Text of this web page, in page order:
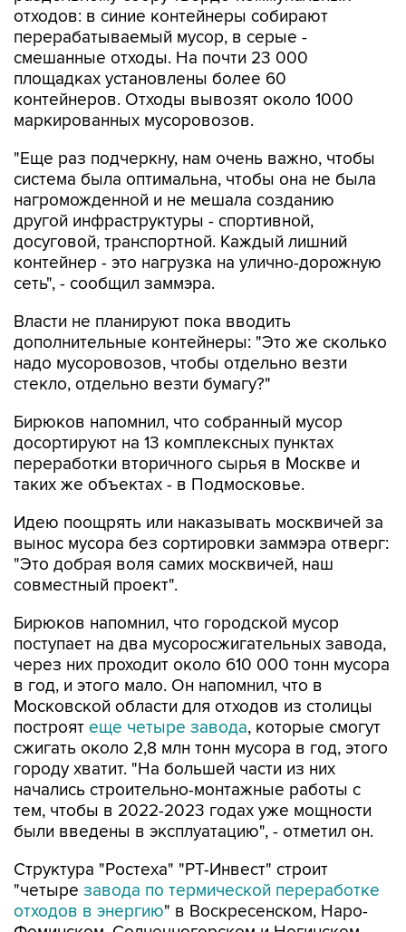
отходов: в синие контейнеры собирают
перерабатываемый мусор, в серые -
смешанные отходы. На почти 23 000
площадках установлены более 60
контейнеров. Отходы вывозят около 1000
маркированных мусоровозов.
"Еще раз подчеркну, нам очень важно, чтобы
система была оптимальна, чтобы она не была
нагроможденной и не мешала созданию
другой инфраструктуры - спортивной,
досуговой, транспортной. Каждый лишний
контейнер - это нагрузка на улично-дорожную
сеть", - сообщил заммэра.
Власти не планируют пока вводить
дополнительные контейнеры: "Это же сколько
надо мусоровозов, чтобы отдельно везти
стекло, отдельно везти бумагу?"
Бирюков напомнил, что собранный мусор
досортируют на 13 комплексных пунктах
переработки вторичного сырья в Москве и
таких же объектах - в Подмосковье.
Идею поощрять или наказывать москвичей за
вынос мусора без сортировки заммэра отверг:
"Это добрая воля самих москвичей, наш
совместный проект".
Бирюков напомнил, что городской мусор
поступает на два мусоросжигательных завода,
через них проходит около 610 000 тонн мусора
в год, и этого мало. Он напомнил, что в
Московской области для отходов из столицы
построят еще четыре завода, которые смогут
сжигать около 2,8 млн тонн мусора в год, этого
городу хватит. "На большей части из них
начались строительно-монтажные работы с
тем, чтобы в 2022-2023 годах уже мощности
были введены в эксплуатацию", - отметил он.
Структура "Ростеха" "РТ-Инвест" строит
"четыре завода по термической переработке
отходов в энергию" в Воскресенском, Наро-